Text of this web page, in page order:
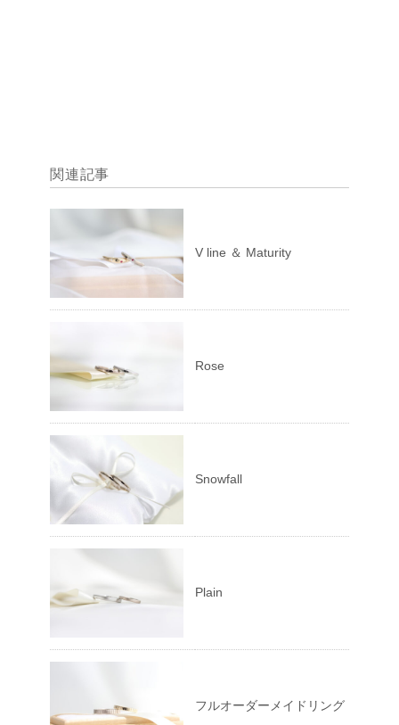
関連記事
V line ＆ Maturity
Rose
Snowfall
Plain
フルオーダーメイドリング